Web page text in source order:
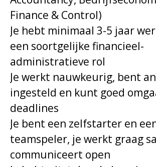
Finance & Control)
Je hebt minimaal 3-5 jaar
een soortgelijke financieel-
administratieve rol
Je werkt nauwkeurig, bent
ingesteld en kunt goed
deadlines
Je bent een zelfstarter en
teamspeler, je werkt graag
communiceert open